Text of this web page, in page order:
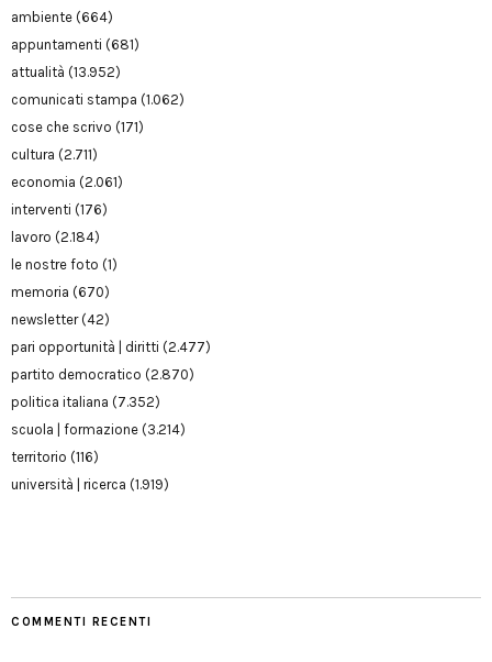
ambiente (664)
appuntamenti (681)
attualità (13.952)
comunicati stampa (1.062)
cose che scrivo (171)
cultura (2.711)
economia (2.061)
interventi (176)
lavoro (2.184)
le nostre foto (1)
memoria (670)
newsletter(42)
pari opportunità | diritti (2.477)
partito democratico (2.870)
politica italiana (7.352)
scuola | formazione (3.214)
territorio (116)
università | ricerca (1.919)
COMMENTI RECENTI